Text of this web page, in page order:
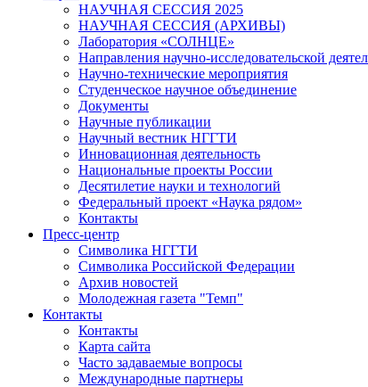
НАУЧНАЯ СЕССИЯ 2025
НАУЧНАЯ СЕССИЯ (АРХИВЫ)
Лаборатория «СОЛНЦЕ»
Направления научно-исследовательской
Научно-технические мероприятия
Студенческое научное объединение
Документы
Научные публикации
Научный вестник НГГТИ
Инновационная деятельность
Национальные проекты России
Десятилетие науки и технологий
Федеральный проект «Наука рядом»
Контакты
Пресс-центр
Символика НГГТИ
Символика Российской Федерации
Архив новостей
Молодежная газета "Темп"
Контакты
Контакты
Карта сайта
Часто задаваемые вопросы
Международные партнеры